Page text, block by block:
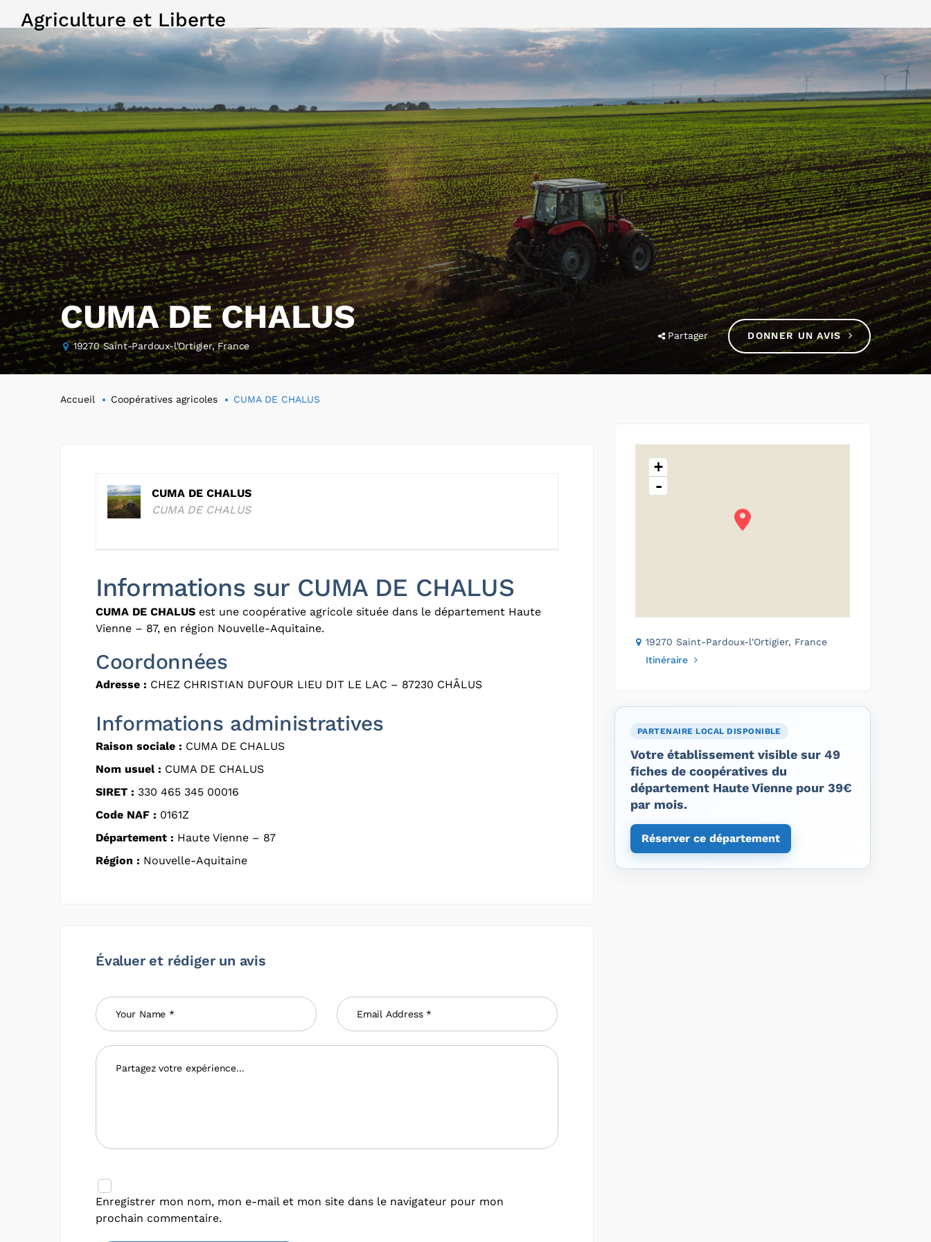
Agriculture et Liberte
CUMA DE CHALUS
19270 Saint-Pardoux-l'Ortigier, France
Partager DONNER UN AVIS
Accueil Coopératives agricoles CUMA DE CHALUS
CUMA DE CHALUS
CUMA DE CHALUS
Informations sur CUMA DE CHALUS
CUMA DE CHALUS est une coopérative agricole située dans le département Haute
Vienne – 87, en région Nouvelle-Aquitaine.
Coordonnées
Adresse : CHEZ CHRISTIAN DUFOUR LIEU DIT LE LAC – 87230 CHÂLUS
Informations administratives
Raison sociale : CUMA DE CHALUS
Nom usuel : CUMA DE CHALUS
SIRET : 330 465 345 00016
Code NAF : 0161Z
Département : Haute Vienne – 87
Région : Nouvelle-Aquitaine
Évaluer et rédiger un avis
Enregistrer mon nom, mon e-mail et mon site dans le navigateur pour mon
prochain commentaire.
+
-
19270 Saint-Pardoux-l'Ortigier, France
Itinéraire
PARTENAIRE LOCAL DISPONIBLE
Votre établissement visible sur 49
fiches de coopératives du
département Haute Vienne pour 39€
par mois.
Réserver ce département